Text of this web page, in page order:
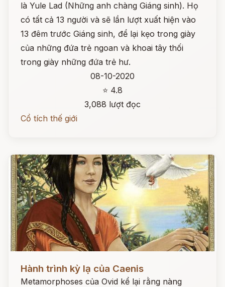
là Yule Lad (Những anh chàng Giáng sinh). Họ
có tất cả 13 người và sẽ lần lượt xuất hiện vào
13 đêm trước Giáng sinh, để lại kẹo trong giày
của những đứa trẻ ngoan và khoai tây thối
trong giày những đứa trẻ hư.
08-10-2020
⭐ 4.8
3,088 lượt đọc
Cổ tích thế giới
Hành trình kỳ lạ của Caenis
Metamorphoses của Ovid kể lại rằng nàng